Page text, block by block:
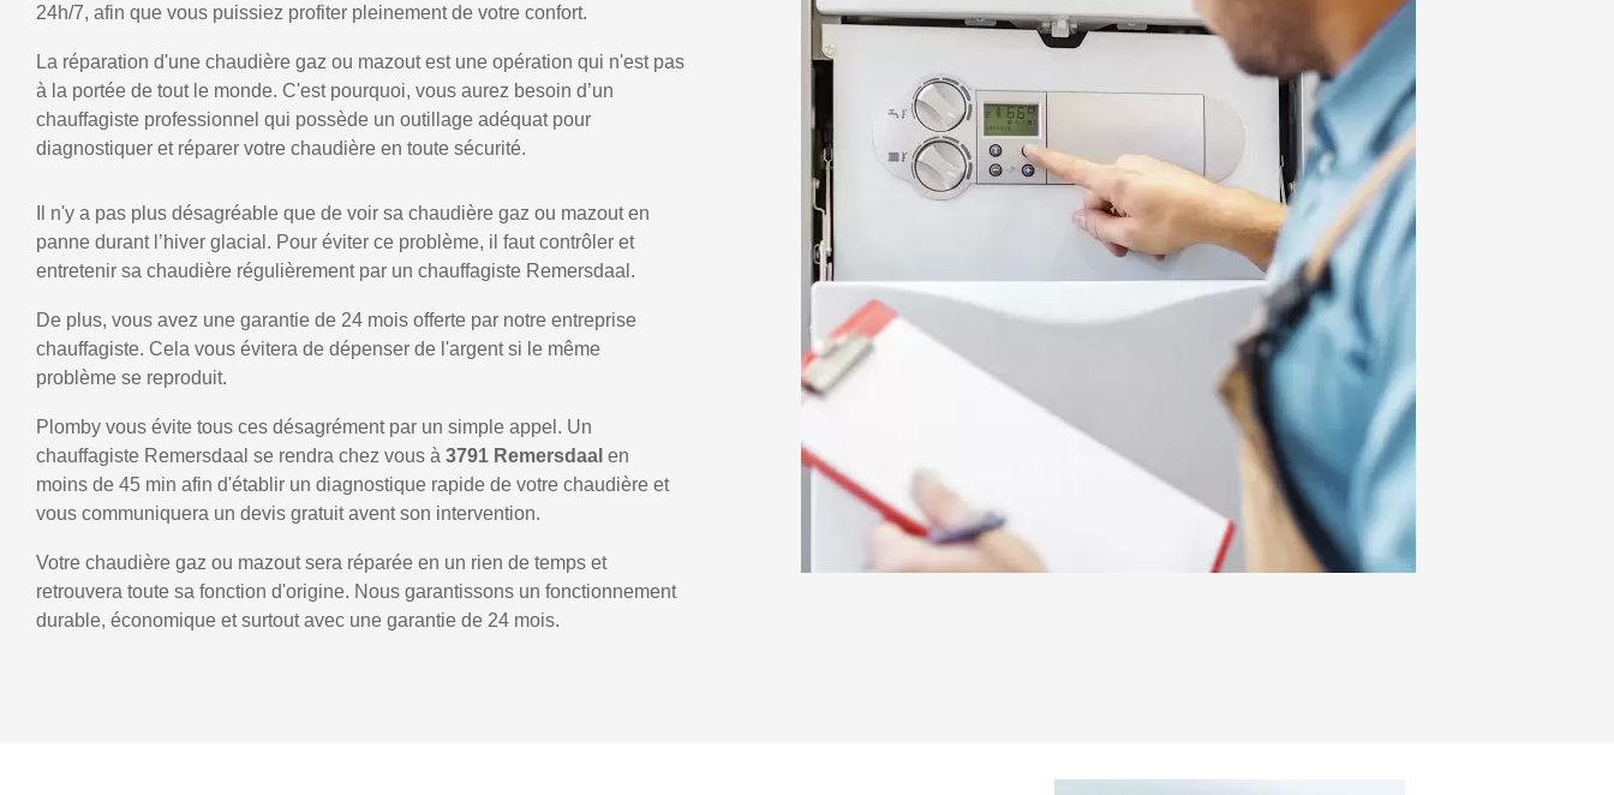
24h/7, afin que vous puissiez profiter pleinement de votre confort.
La réparation d'une chaudière gaz ou mazout est une opération qui n'est pas
à la portée de tout le monde. C'est pourquoi, vous aurez besoin d’un
chauffagiste professionnel qui possède un outillage adéquat pour
diagnostiquer et réparer votre chaudière en toute sécurité.
Il n'y a pas plus désagréable que de voir sa chaudière gaz ou mazout en
panne durant l’hiver glacial. Pour éviter ce problème, il faut contrôler et
entretenir sa chaudière régulièrement par un chauffagiste Remersdaal.
De plus, vous avez une garantie de 24 mois offerte par notre entreprise
chauffagiste. Cela vous évitera de dépenser de l'argent si le même
problème se reproduit.
Plomby vous évite tous ces désagrément par un simple appel. Un
chauffagiste Remersdaal se rendra chez vous à 3791 Remersdaal en
moins de 45 min afin d'établir un diagnostique rapide de votre chaudière et
vous communiquera un devis gratuit avent son intervention.
Votre chaudière gaz ou mazout sera réparée en un rien de temps et
retrouvera toute sa fonction d'origine. Nous garantissons un fonctionnement
durable, économique et surtout avec une garantie de 24 mois.